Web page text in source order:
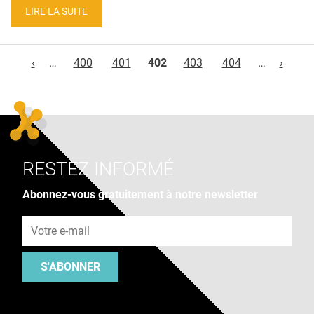
LIRE LA SUITE
‹
… 400 401 402 403 404 … ›
RESTEZ INFORMÉ
Abonnez-vous gratuitement à notre newsletter
S'ABONNER